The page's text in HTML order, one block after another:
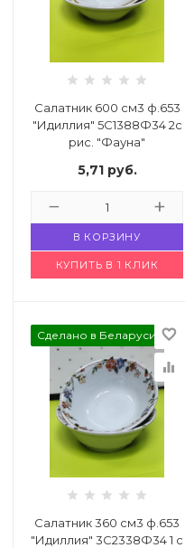
изделия
Салатник 600 см3 ф.653
"Идиллия" 5С1388Ф34 2с
рис. "Фауна"
5,71 руб.
В КОРЗИНУ
КУПИТЬ В 1 КЛИК
Сделано в Беларуси favorite_border
equalizer
Салатник 360 см3 ф.653
"Идиллия" 3С2338Ф34 1 с